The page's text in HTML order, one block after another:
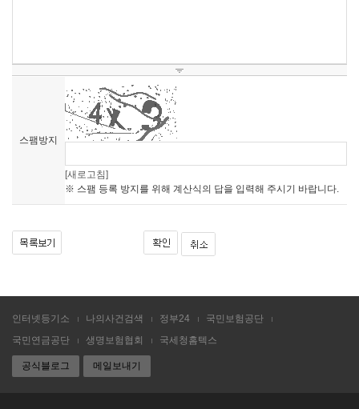
스팸방지
[새로고침]
※ 스팸 등록 방지를 위해 계산식의 답을 입력해 주시기 바랍니다.
인터넷등기소 나의사건검색 정부24
국민보험공단
국민연금공단
생명보험협회 국세청홈텍스
공식블로그 메일보내기